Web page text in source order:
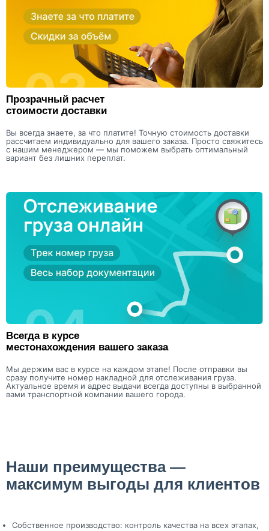
Прозрачный расчет
стоимости доставки
Вы всегда знаете, за что платите! Точную стоимость доставки
рассчитаем индивидуально для вашего заказа. Просто свяжитесь
с нашим менеджером — мы поможем выбрать оптимальный
вариант без лишних переплат.
Всегда в курсе
местонахождения вашего заказа
Мы держим вас в курсе на каждом этапе! После отправки вы
сразу получите номер накладной для отслеживания груза.
Актуальное время и адрес выдачи всегда доступны в выбранной
вами транспортной компании вашего города.
Наши преимущества —
максимум выгоды для клиентов
Собственное производство: контроль качества на всех этапах,